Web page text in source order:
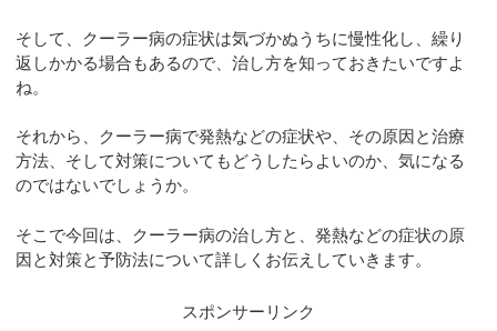
そして、クーラー病の症状は気づかぬうちに慢性化し、繰り
返しかかる場合もあるので、治し方を知っておきたいですよ
ね。
それから、クーラー病で発熱などの症状や、その原因と治療
方法、そして対策についてもどうしたらよいのか、気になる
のではないでしょうか。
そこで今回は、クーラー病の治し方と、発熱などの症状の原
因と対策と予防法について詳しくお伝えしていきます。
スポンサーリンク